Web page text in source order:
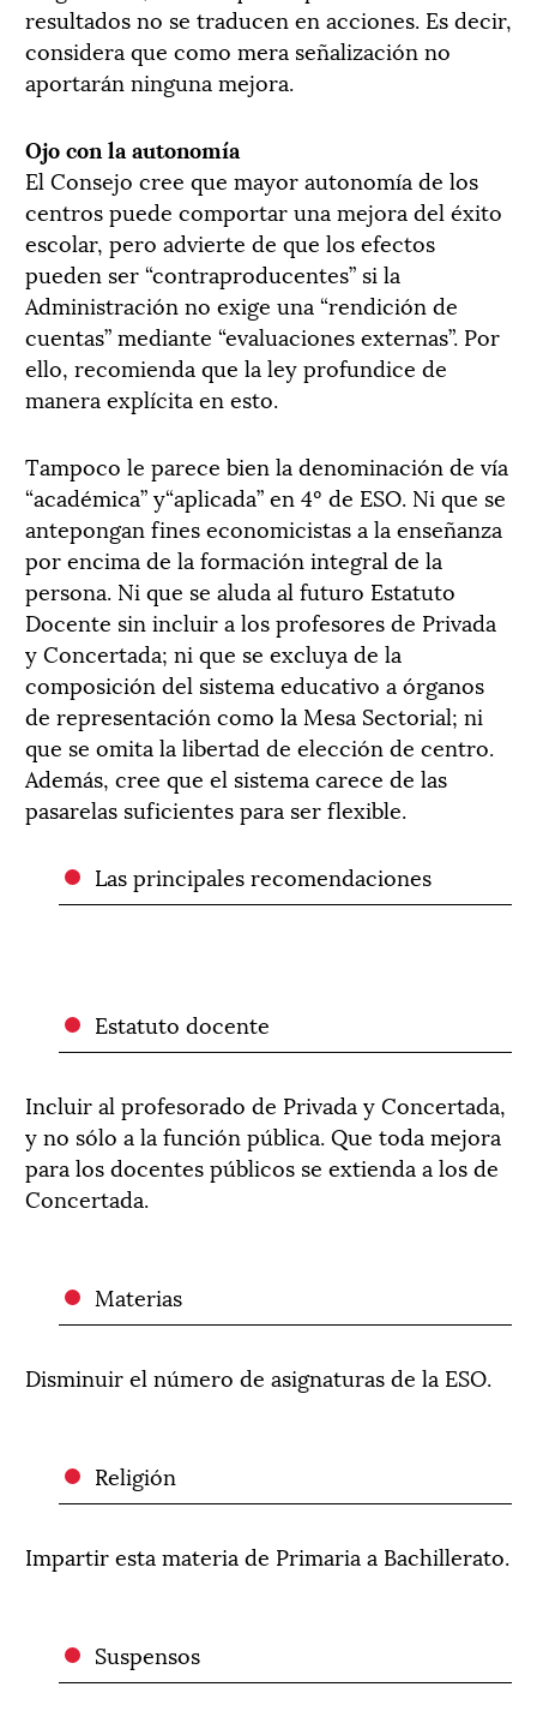
resultados no se traducen en acciones. Es decir,
considera que como mera señalización no
aportarán ninguna mejora.
Ojo con la autonomía
El Consejo cree que mayor autonomía de los
centros puede comportar una mejora del éxito
escolar, pero advierte de que los efectos
pueden ser “contraproducentes” si la
Administración no exige una “rendición de
cuentas” mediante “evaluaciones externas”. Por
ello, recomienda que la ley profundice de
manera explícita en esto.
Tampoco le parece bien la denominación de vía
“académica” y“aplicada” en 4º de ESO. Ni que se
antepongan fines economicistas a la enseñanza
por encima de la formación integral de la
persona. Ni que se aluda al futuro Estatuto
Docente sin incluir a los profesores de Privada
y Concertada; ni que se excluya de la
composición del sistema educativo a órganos
de representación como la Mesa Sectorial; ni
que se omita la libertad de elección de centro.
Además, cree que el sistema carece de las
pasarelas suficientes para ser flexible.
Las principales recomendaciones
Estatuto docente
Incluir al profesorado de Privada y Concertada,
y no sólo a la función pública. Que toda mejora
para los docentes públicos se extienda a los de
Concertada.
Materias
Disminuir el número de asignaturas de la ESO.
Religión
Impartir esta materia de Primaria a Bachillerato.
Suspensos